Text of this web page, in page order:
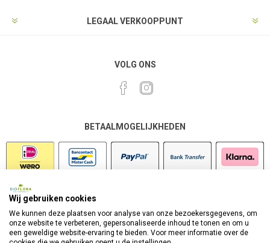
LEGAAL VERKOOPPUNT
VOLG ONS
BETAALMOGELIJKHEDEN
Wij gebruiken cookies
We kunnen deze plaatsen voor analyse van onze bezoekersgegevens, om
onze website te verbeteren, gepersonaliseerde inhoud te tonen en om u
een geweldige website-ervaring te bieden. Voor meer informatie over de